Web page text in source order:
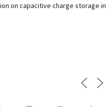
on capacitive charge storage in